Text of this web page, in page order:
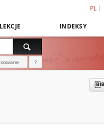
PL
INDEKSY
?